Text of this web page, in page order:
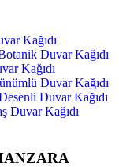
Kağıdı
Duvar Kağıdı
Kağıdı
Duvar Kağıdı
Duvar Kağıdı
Duvar Kağıdı